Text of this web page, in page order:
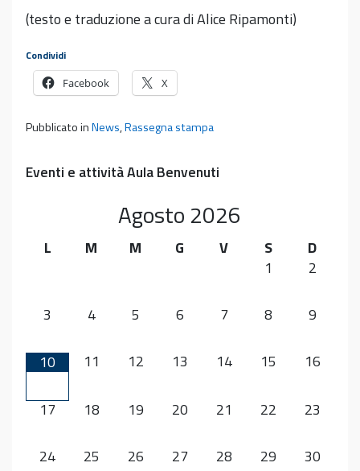
(testo e traduzione a cura di Alice Ripamonti)
Condividi
Facebook X
Pubblicato inNews,Rassegna stampa
Eventi e attività Aula Benvenuti
Agosto 2026
L M M G V S
D
1
2
3 4 5 6 7 8 9
10 11 12 13 14 15 16
17 18 19 20 21 22 23
24 25 26 27 28 29 30